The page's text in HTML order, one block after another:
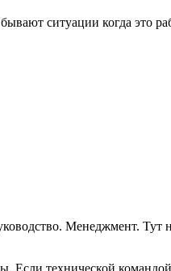
ситуации когда это
Менеджмент.
Если технической